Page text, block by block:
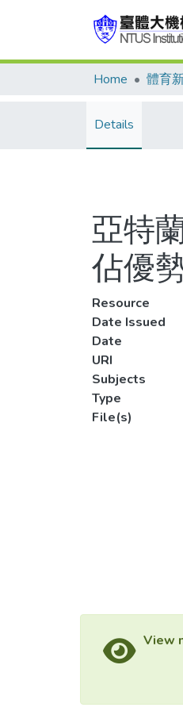
Home 體育
Details
亞特
佔優
Resource
Date Issued
Date
URI
Subjects
Type
File(s)
View